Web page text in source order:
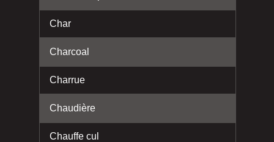
Char
Charcoal
Charrue
Chaudière
Chauffe cul